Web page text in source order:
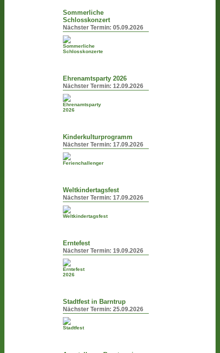
Sommerliche
Schlosskonzert
Nächster Termin:05.09.2026
Ehrenamtsparty 2026
Nächster Termin:12.09.2026
Kinderkulturprogramm
Nächster Termin:17.09.2026
Weltkindertagsfest
Nächster Termin:17.09.2026
Erntefest
Nächster Termin:19.09.2026
Stadtfest in Barntrup
Nächster Termin:25.09.2026